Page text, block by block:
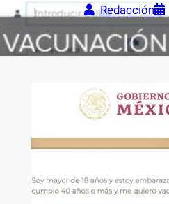
Redacción